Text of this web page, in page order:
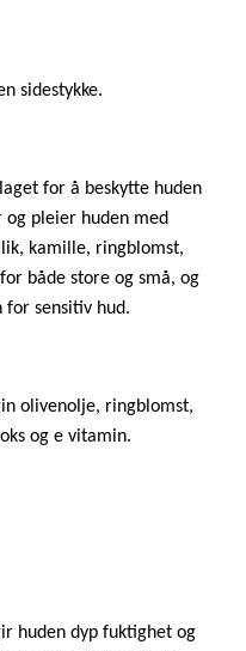
sidestykke.
for å beskytte huden
pleier huden med
kamille, ringblomst,
både store og små, og
for sensitiv hud.
olivenolje, ringblomst,
og e vitamin.
huden dyp fuktighet og